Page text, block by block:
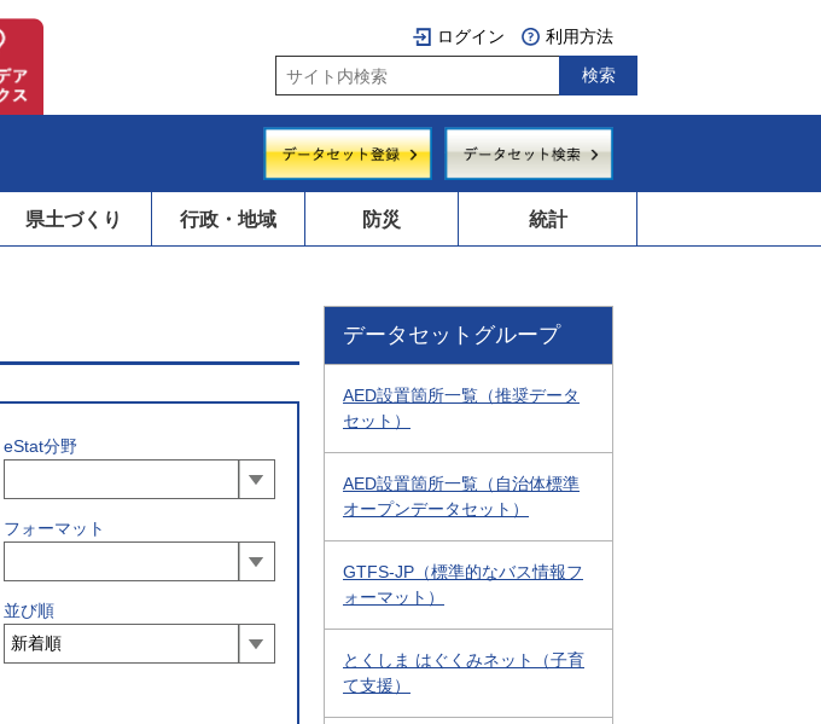
ログイン 利用方法
県土づくり 行政・地域 防災 統計
eStat分野
フォーマット
並び順
データセットグループ
AED設置箇所一覧（推奨データ
セット）
AED設置箇所一覧（自治体標準
オープンデータセット）
GTFS-JP（標準的なバス情報フ
ォーマット）
とくしま はぐくみネット（子育
て支援）